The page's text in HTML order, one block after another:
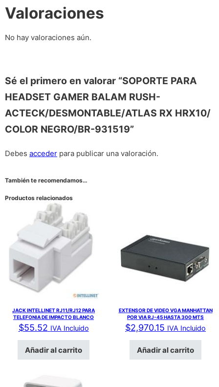
Valoraciones
No hay valoraciones aún.
Sé el primero en valorar “SOPORTE PARA
HEADSET GAMER BALAM RUSH-
ACTECK/DESMONTABLE/ATLAS RX HRX10/
COLOR NEGRO/BR-931519”
Debes acceder para publicar una valoración.
También te recomendamos…
Productos relacionados
JACK INTELLINET RJ11/RJ12 PARA
TELEFONIA DE IMPACTO BLANCO
$55.52 IVA Incluido
Añadir al carrito
EXTENSOR DE VIDEO VGA MANHATTAN
POR VIA RJ-45 HASTA 300 MTS
$2,970.15 IVA Incluido
Añadir al carrito